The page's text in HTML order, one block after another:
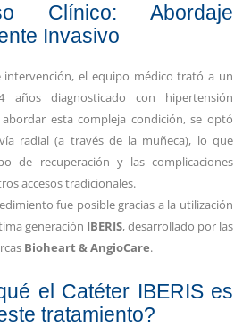
Clínico: Abordaje
Invasivo
intervención, el equipo médico trató a un
años diagnosticado con hipertensión
abordar esta compleja condición, se optó
radial (a través de la muñeca), lo que
de recuperación y las complicaciones
accesos tradicionales.
fue posible gracias a la utilización
generación IBERIS, desarrollado por las
Bioheart & AngioCare.
el Catéter IBERIS es
tratamiento?